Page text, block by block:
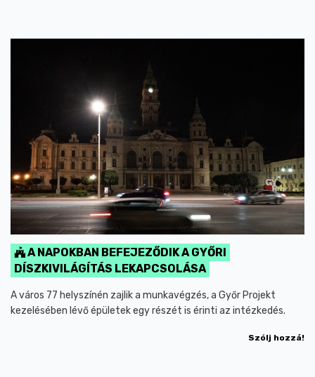
A NAPOKBAN BEFEJEZŐDIK A GYŐRI
DÍSZKIVILÁGÍTÁS LEKAPCSOLÁSA
A város 77 helyszínén zajlik a munkavégzés, a Győr Projekt
kezelésében lévő épületek egy részét is érinti az intézkedés.
Szólj hozzá!